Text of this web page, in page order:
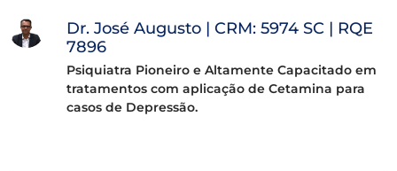
Dr. José Augusto | CRM: 5974 SC | RQE
7896
Psiquiatra Pioneiro e Altamente Capacitado em
tratamentos com aplicação de Cetamina para
casos de Depressão.